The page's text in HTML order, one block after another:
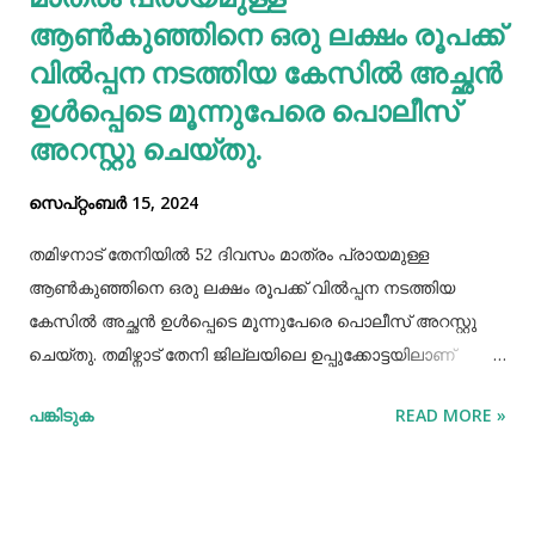
ആണ്‍കുഞ്ഞിനെ ഒരു ലക്ഷം രൂപക്ക്
വില്‍പ്പന നടത്തിയ കേസില്‍ അച്ഛൻ
ഉള്‍പ്പെടെ മൂന്നുപേരെ പൊലീസ്
അറസ്റ്റു ചെയ്തു.
സെപ്റ്റംബർ 15, 2024
തമിഴനാട് തേനിയില്‍ 52 ദിവസം മാത്രം പ്രായമുള്ള
ആണ്‍കുഞ്ഞിനെ ഒരു ലക്ഷം രൂപക്ക് വില്‍പ്പന നടത്തിയ
കേസില്‍ അച്ഛൻ ഉള്‍പ്പെടെ മൂന്നുപേരെ പൊലീസ് അറസ്റ്റു
ചെയ്തു. തമിഴ്നാട് തേനി ജില്ലയിലെ ഉപ്പുക്കോട്ടയിലാണ്
സ്വദേശികളായ ദമ്ബതികളുമാണ് അറസ്റ്റിലായത്. തേനി
പങ്കിടുക READ MORE »